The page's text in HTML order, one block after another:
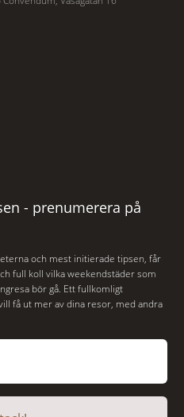
- prenumerera på
och mest initierade tipsen, får
full koll vilka weekendstäder som
bör gå. Ett fullkomligt
få ut mer av dina resor, med andra